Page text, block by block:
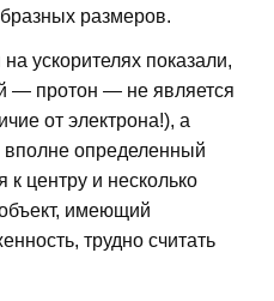
размеров.
ускорителях показали,
— протон — не является
от электрона!), а
вполне определенный
к центру и несколько
имеющий
трудно считать